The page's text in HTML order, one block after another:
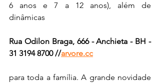
6 anos e 7 a 12 anos), além de
dinâmicas
Rua Odilon Braga, 666 - Anchieta - BH -
31 3194 8700 //arvore.cc
para toda a família. A grande novidade